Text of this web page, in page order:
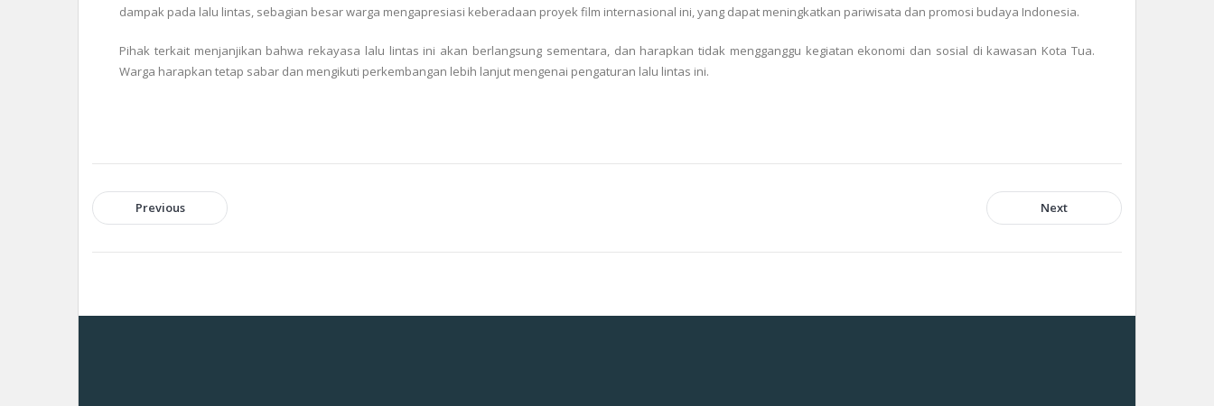
dampak pada lalu lintas, sebagian besar warga mengapresiasi keberadaan proyek film internasional ini, yang dapat meningkatkan pariwisata dan promosi budaya Indonesia.
Pihak terkait menjanjikan bahwa rekayasa lalu lintas ini akan berlangsung sementara, dan harapkan tidak mengganggu kegiatan ekonomi dan sosial di kawasan Kota Tua.
Warga harapkan tetap sabar dan mengikuti perkembangan lebih lanjut mengenai pengaturan lalu lintas ini.
Previous Next